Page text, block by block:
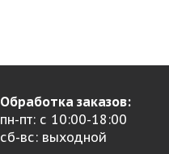
Обработка заказов:
пн-пт: с 10:00-18:00
сб-вс: выходной